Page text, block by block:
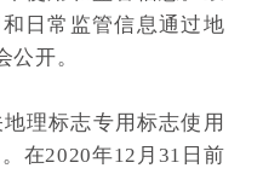
日常监管信息通过地
开。
地理标志专用标志使用
在2020年12月31日前